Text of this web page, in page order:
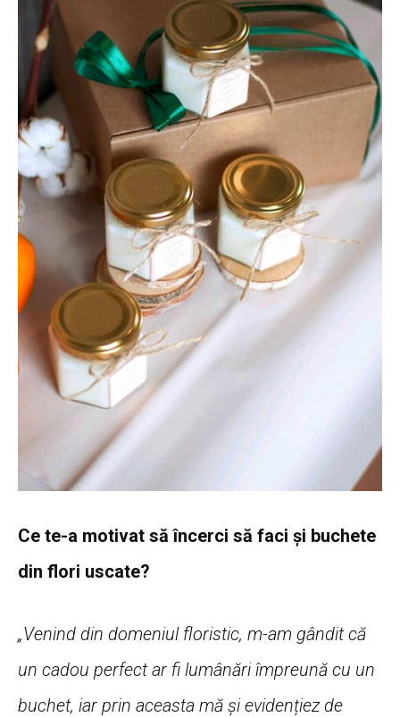
Ce te-a motivat să încerci să faci și buchete
din flori uscate?
„Venind din domeniul floristic, m-am gândit că
un cadou perfect ar fi lumânări împreună cu un
buchet, iar prin aceasta mă și evidențiez de